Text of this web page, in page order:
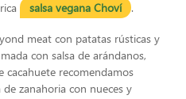
salsa vegana Choví .
meat con patatas rústicas y
con salsa de arándanos,
cacahuete recomendamos
zanahoria con nueces y